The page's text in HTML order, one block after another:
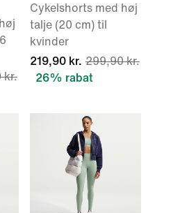
kr.
Cykelshorts med høj
talje (20 cm) til
kvinder
219,90 kr. 299,90 kr.
26% rabat